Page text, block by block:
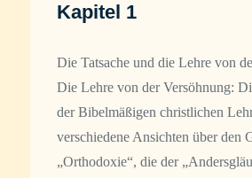
Kapitel 1
Die Tatsache und die Lehre von
Die Lehre von der Versöhnung:
der Bibelmäßigen christlichen
verschiedene Ansichten über den
„Orthodoxie“, die der